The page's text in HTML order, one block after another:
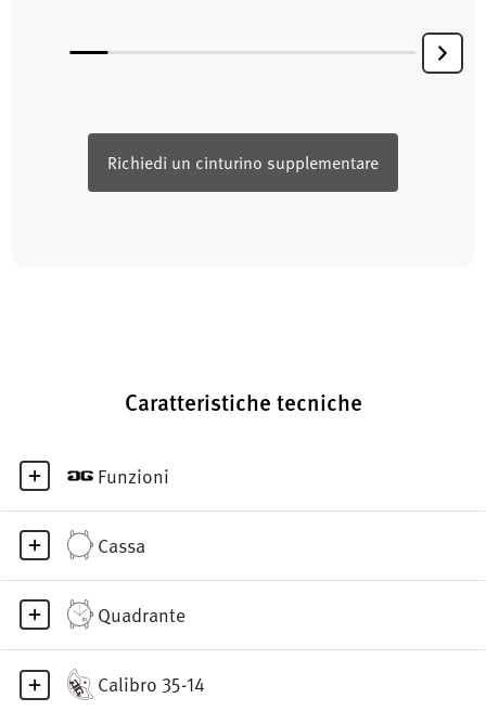
Richiedi un cinturino supplementare
Caratteristiche tecniche
Funzioni
Cassa
Quadrante
Calibro 35-14